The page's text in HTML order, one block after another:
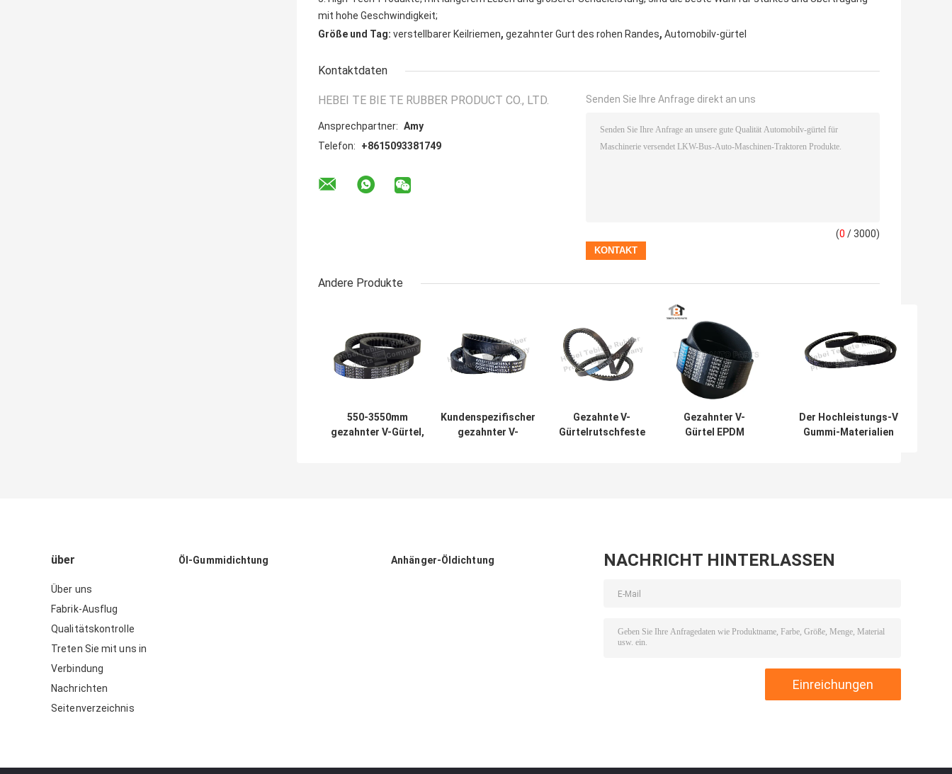
mit hohe Geschwindigkeit;
Größe und Tag: verstellbarer Keilriemen, gezahnter Gurt des rohen Randes, Automobilv-gürtel
Kontaktdaten
HEBEI TE BIE TE RUBBER PRODUCT CO., LTD.
Ansprechpartner: Amy
Telefon:
+8615093381749
Senden Sie Ihre Anfrage direkt an uns
(0 / 3000)
Andere Produkte
550-3550mm
gezahnter V-Gürtel,
Kundenspezifischer
gezahnter V-
Gezahnte V-
Gürtelrutschfeste
Gezahnter V-
Gürtel EPDM
Der Hochleistungs-V
Gummi-Materialien
über
Über uns
Fabrik-Ausflug
Qualitätskontrolle
Treten Sie mit uns in
Verbindung
Nachrichten
Seitenverzeichnis
Öl-Gummidichtung Anhänger-Öldichtung NACHRICHT HINTERLASSEN